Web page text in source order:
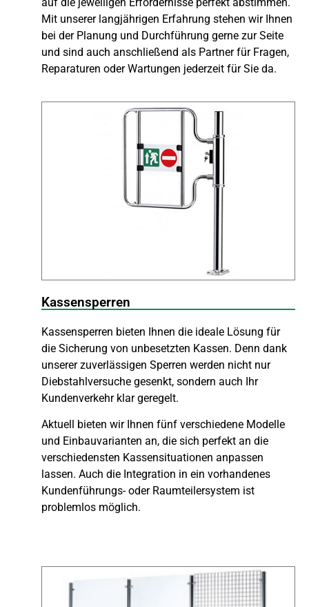
Mit unserer langjährigen Erfahrung stehen wir Ihnen
bei der Planung und Durchführung gerne zur Seite
und sind auch anschließend als Partner für Fragen,
Reparaturen oder Wartungen jederzeit für Sie da.
Kassensperren
Kassensperren bieten Ihnen die ideale Lösung für
die Sicherung von unbesetzten Kassen. Denn dank
unserer zuverlässigen Sperren werden nicht nur
Diebstahlversuche gesenkt, sondern auch Ihr
Kundenverkehr klar geregelt.
Aktuell bieten wir Ihnen fünf verschiedene Modelle
und Einbauvarianten an, die sich perfekt an die
verschiedensten Kassensituationen anpassen
lassen. Auch die Integration in ein vorhandenes
Kundenführungs- oder Raumteilersystem ist
problemlos möglich.